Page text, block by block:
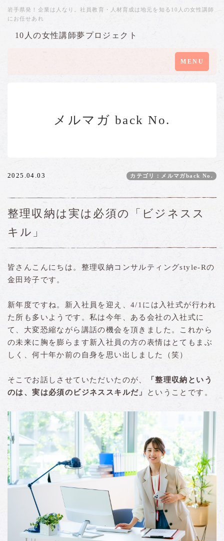
岩手県発！企業は人なり。社員教育・人材育成は地元を知る10人の女性講師
にお任せあれ
10人の女性講師夢プロジェクト
Toggle
navigation
MENU
メルマガ back No.
2025.04.03 カテゴリ：メルマガback No.
整理収納は実は必須の「ビジネスス
キル」
皆さんこんにちは。整理収納コンサルティングstyle-Rの
金田玲子です。
新年度ですね。新入社員を迎え、4/1には入社式が行われ
た所も多いようです。私は今年、ある会社の入社式に
て、大変恐縮ながら講話の機会を頂きました。これから
の未来に胸を膨らます新入社員の方の表情はとてもまぶ
しく、何十年か前の自身を思い出しました（笑）
そこでお話しさせていただいたのが、
「整理収納という
のは、実は必須のビジネススキルだ」
ということです。